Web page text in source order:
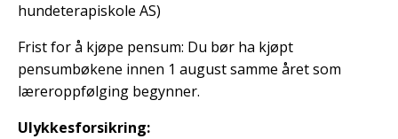
hundeterapiskole AS)
Frist for å kjøpe pensum: Du bør ha kjøpt
pensumbøkene innen 1 august samme året som
læreroppfølging begynner.
Ulykkesforsikring: